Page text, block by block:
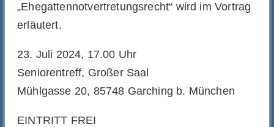
„Ehegattennotvertretungsrecht“ wird im Vortrag
erläutert.
23. Juli 2024, 17.00 Uhr
Seniorentreff, Großer Saal
Mühlgasse 20, 85748 Garching b. München
EINTRITT FREI